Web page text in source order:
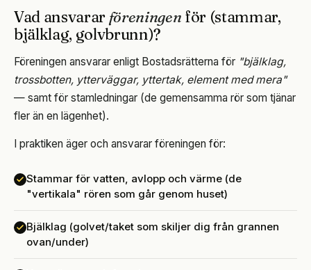
Vad ansvararföreningen för (stammar,
bjälklag, golvbrunn)?
Föreningen ansvarar enligt Bostadsrätterna för "bjälklag,
trossbotten, ytterväggar, yttertak, element med mera"
— samt för stamledningar (de gemensamma rör som tjänar
fler än en lägenhet).
I praktiken äger och ansvarar föreningen för:
Stammar för vatten, avlopp och värme (de
"vertikala" rören som går genom huset)
Bjälklag (golvet/taket som skiljer dig från grannen
ovan/under)